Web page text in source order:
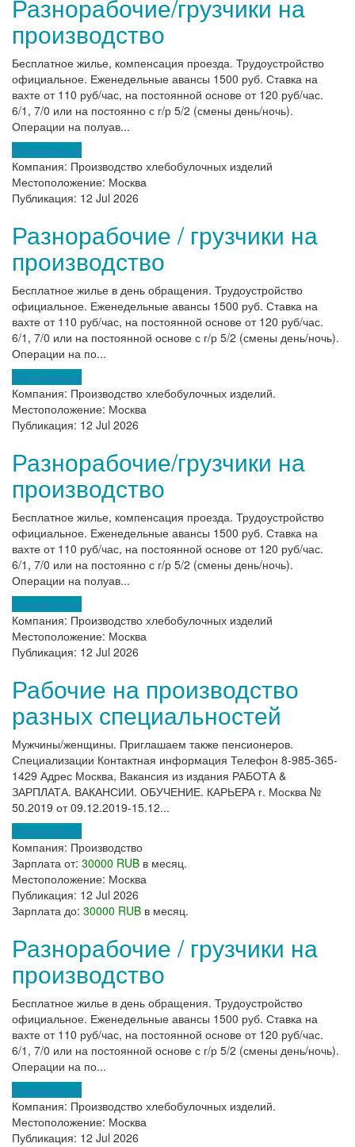
Разнорабочие/грузчики на
производство
Бесплатное жилье, компенсация проезда. Трудоустройство
официальное. Еженедельные авансы 1500 руб. Ставка на
вахте от 110 руб/час, на постоянной основе от 120 руб/час.
6/1, 7/0 или на постоянно с г/р 5/2 (смены день/ночь).
Операции на полуав...
Откликнуться
Компания: Производство хлебобулочных изделий
Местоположение: Москва
Публикация: 12 Jul 2026
Разнорабочие / грузчики на
производство
Бесплатное жилье в день обращения. Трудоустройство
официальное. Еженедельные авансы 1500 руб. Ставка на
вахте от 110 руб/час, на постоянной основе от 120 руб/час.
6/1, 7/0 или на постоянной основе с г/р 5/2 (смены день/ночь).
Операции на по...
Откликнуться
Компания: Производство хлебобулочных изделий.
Местоположение: Москва
Публикация: 12 Jul 2026
Разнорабочие/грузчики на
производство
Бесплатное жилье, компенсация проезда. Трудоустройство
официальное. Еженедельные авансы 1500 руб. Ставка на
вахте от 110 руб/час, на постоянной основе от 120 руб/час.
6/1, 7/0 или на постоянно с г/р 5/2 (смены день/ночь).
Операции на полуав...
Откликнуться
Компания: Производство хлебобулочных изделий
Местоположение: Москва
Публикация: 12 Jul 2026
Рабочие на производство
разных специальностей
Мужчины/женщины. Приглашаем также пенсионеров.
Специализации Контактная информация Телефон 8-985-365-
1429 Адрес Москва, Вакансия из издания РАБОТА &
ЗАРПЛАТА. ВАКАНСИИ. ОБУЧЕНИЕ. КАРЬЕРА г. Москва №
50.2019 от 09.12.2019-15.12...
Откликнуться
Компания: Производство
Зарплата от: 30000 RUB в месяц.
Местоположение: Москва
Публикация: 12 Jul 2026
Зарплата до: 30000 RUB в месяц.
Разнорабочие / грузчики на
производство
Бесплатное жилье в день обращения. Трудоустройство
официальное. Еженедельные авансы 1500 руб. Ставка на
вахте от 110 руб/час, на постоянной основе от 120 руб/час.
6/1, 7/0 или на постоянной основе с г/р 5/2 (смены день/ночь).
Операции на по...
Откликнуться
Компания: Производство хлебобулочных изделий.
Местоположение: Москва
Публикация: 12 Jul 2026